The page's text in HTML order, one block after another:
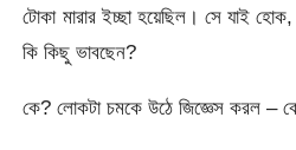
টোকা মারার ইচ্ছা হয়েছিল। সে যাই
কি কিছু ভাবছেন?
কে? লোকটা চমকে উঠে জিজ্ঞেস করল –